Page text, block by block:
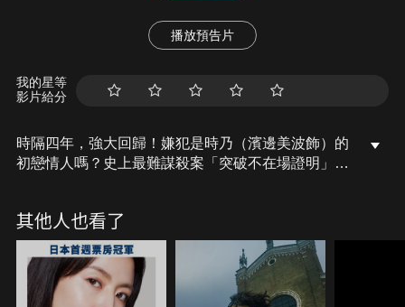
播放預告片
我的星等
影片給分
時隔四年，強大回歸！嫌犯是時乃（濱邊美波飾）的
初戀情人嗎？史上最難謀殺案「突破不在場證明」失
其他人也看了